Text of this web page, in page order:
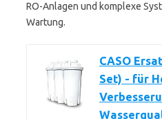
RO-Anlagen und komplexe
Wartung.
CASO
Set) - für